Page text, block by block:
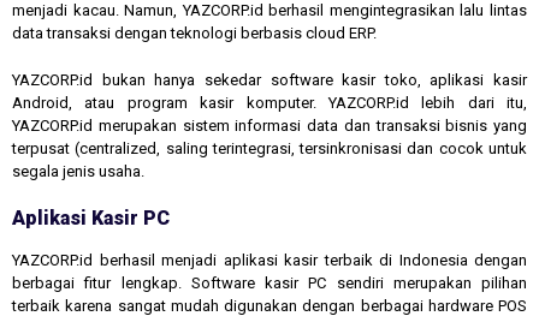
menjadi kacau. Namun, YAZCORP.id berhasil mengintegrasikan lalu lintas
data transaksi dengan teknologi berbasis cloud ERP.
YAZCORP.id bukan hanya sekedar software kasir toko, aplikasi kasir
Android, atau program kasir komputer. YAZCORP.id lebih dari itu,
YAZCORP.id merupakan sistem informasi data dan transaksi bisnis yang
terpusat (centralized, saling terintegrasi, tersinkronisasi dan cocok untuk
segala jenis usaha.
Aplikasi Kasir PC
YAZCORP.id berhasil menjadi aplikasi kasir terbaik di Indonesia dengan
berbagai fitur lengkap. Software kasir PC sendiri merupakan pilihan
terbaik karena sangat mudah digunakan dengan berbagai hardware POS